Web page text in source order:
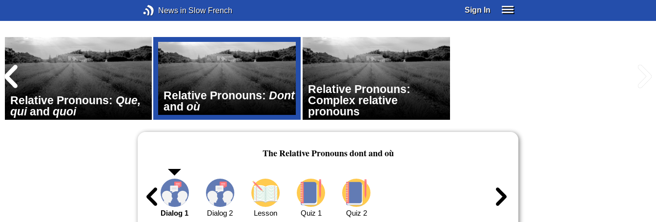
News in Slow French Sign In
Relative Pronouns: Que,
quiand quoi
Relative Pronouns:Dont
andoù
Relative Pronouns:
Complex relative
pronouns
The Relative Pronouns dont and où
Dialog 1 Dialog 2 Lesson Quiz 1 Quiz 2